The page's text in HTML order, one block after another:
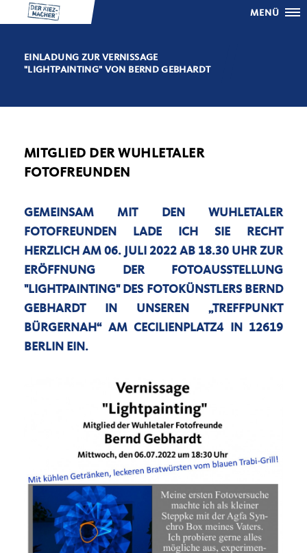
MENÜ
EINLADUNG ZUR VERNISSAGE
"LIGHTPAINTING" VON BERND GEBHARDT
MITGLIED DER WUHLETALER
FOTOFREUNDEN
GEMEINSAM MIT DEN WUHLETALER
FOTOFREUNDEN LADE ICH SIE RECHT
HERZLICH AM 06. JULI 2022 AB 18.30 UHR ZUR
ERÖFFNUNG DER FOTOAUSSTELLUNG
"LIGHTPAINTING" DES FOTOKÜNSTLERS BERND
GEBHARDT IN UNSEREN „TREFFPUNKT
BÜRGERNAH“ AM CECILIENPLATZ4 IN 12619
BERLIN EIN.